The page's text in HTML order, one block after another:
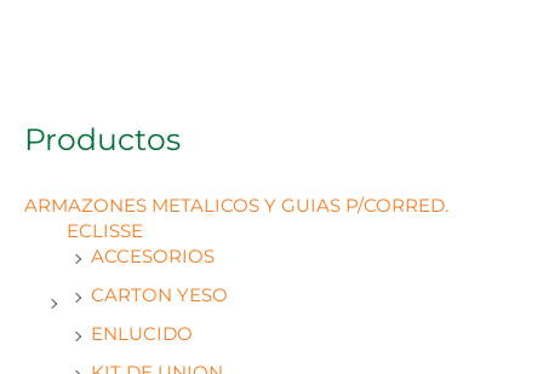
Productos
ARMAZONES METALICOS Y GUIAS P/CORRED.
ECLISSE
ACCESORIOS
CARTON YESO
ENLUCIDO